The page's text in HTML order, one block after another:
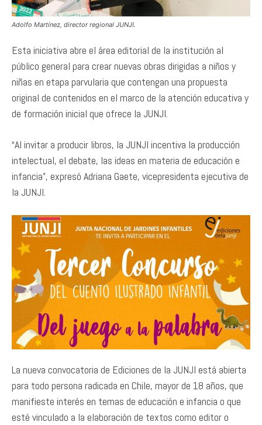
Adolfo Martínez, director regional JUNJI.
Esta iniciativa abre el área editorial de la institución al
público general para crear nuevas obras dirigidas a niños y
niñas en etapa parvularia que contengan una propuesta
original de contenidos en el marco de la atención educativa y
de formación inicial que ofrece la JUNJI.
“Al invitar a producir libros, la JUNJI incentiva la producción
intelectual, el debate, las ideas en materia de educación e
infancia”, expresó Adriana Gaete, vicepresidenta ejecutiva de
la JUNJI.
La nueva convocatoria de Ediciones de la JUNJI está abierta
para todo persona radicada en Chile, mayor de 18 años, que
manifieste interés en temas de educación e infancia o que
esté vinculado a la elaboración de textos como editor o